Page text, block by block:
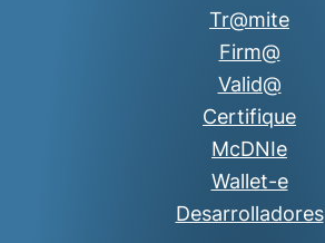
Tr@mite
Firm@
Valid@
Certifique
McDNIe
Wallet-e
Desarrolladores